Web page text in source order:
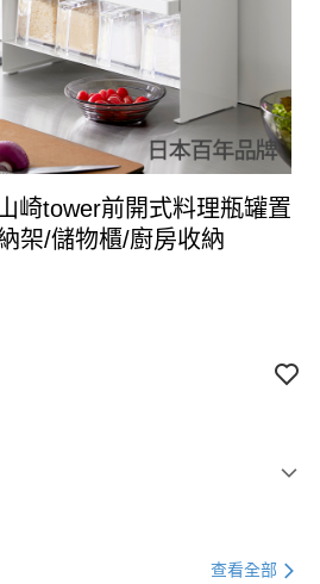
崎tower前開式料理瓶罐置
架/儲物櫃/廚房收納
查看全部